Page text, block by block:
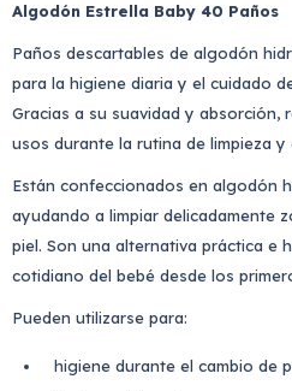
Algodón Estrella Baby 40 Paños
Paños descartables de algodón
para la higiene diaria y el cuidado
Gracias a su suavidad y absorción,
usos durante la rutina de limpieza y
Están confeccionados en algodón
ayudando a limpiar delicadamente
piel. Son una alternativa práctica e
cotidiano del bebé desde los
Pueden utilizarse para:
higiene durante el cambio de